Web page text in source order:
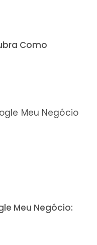
Como
Meu Negócio: